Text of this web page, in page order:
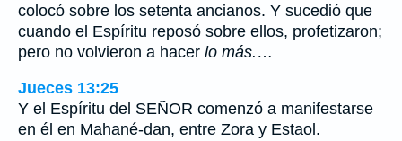
colocó sobre los setenta ancianos. Y sucedió que
cuando el Espíritu reposó sobre ellos, profetizaron;
pero no volvieron a hacer lo más. …
Jueces 13:25
Y el Espíritu del SEÑOR comenzó a manifestarse
en él en Mahané-dan, entre Zora y Estaol.